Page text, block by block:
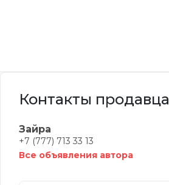
Контакты продавца
Зайра
+7 (777) 713 33 13
Все объявления автора